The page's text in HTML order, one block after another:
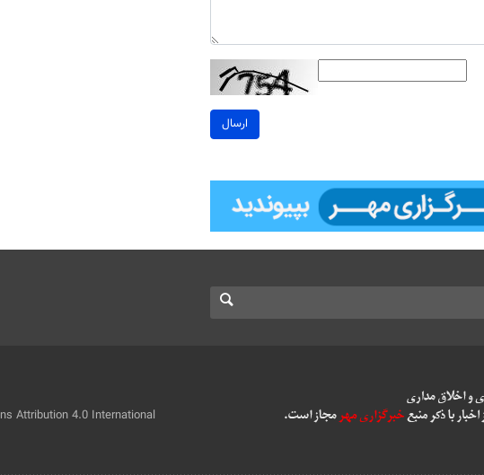
ارسال
Attribution 4.0 International